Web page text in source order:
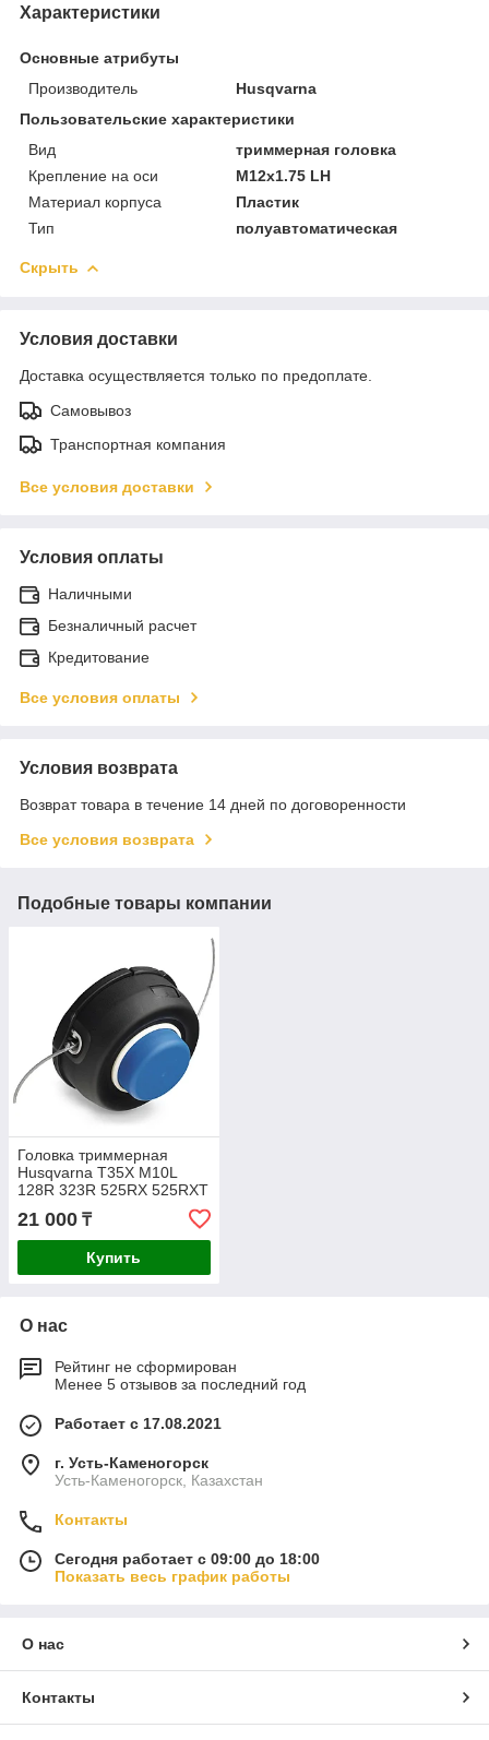
Характеристики
Основные атрибуты
Производитель
Husqvarna
Пользовательские характеристики
Вид
триммерная головка
Крепление на оси
М12х1.75 LH
Материал корпуса
Пластик
Тип
полуавтоматическая
Скрыть
Условия доставки
Доставка осуществляется только по предоплате.
Самовывоз
Транспортная компания
Все условия доставки
Условия оплаты
Наличными
Безналичный расчет
Кредитование
Все условия оплаты
Условия возврата
Возврат товара в течение 14 дней по договоренности
Все условия возврата
Подобные товары компании
Головка триммерная
Husqvarna T35X M10L
128R 323R 525RX 525RXT
5784465-01
21 000 ₸
Купить
О нас
Рейтинг не сформирован
Менее 5 отзывов за последний год
Работает с 17.08.2021
г. Усть-Каменогорск
Усть-Каменогорск, Казахстан
Контакты
Сегодня работает с 09:00 до 18:00
Показать весь график работы
О нас
Контакты